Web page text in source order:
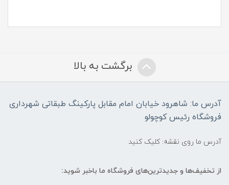
برگشت به بالا
آدرس ما: شاهرود خیابان امام مقابل پارکینگ طبقاتی شهرداری
فروشگاه رئیس کوچولو
آدرس ما روی نقشه: کلیک کنید
از تخفیف‌ها و جدیدترین‌های فروشگاه ما باخبر شوید: